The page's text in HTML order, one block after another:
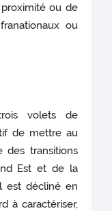
ou de
ou
volets de
de mettre au
des transitions
Est et de la
est décliné en
à caractériser,